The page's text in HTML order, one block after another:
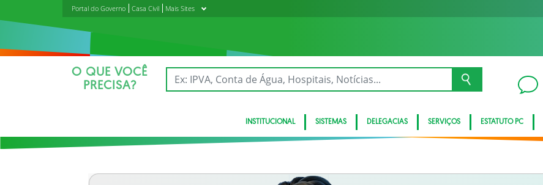
Portal do Governo Casa Civil Mais Sites
O QUE VOCÊ
PRECISA?
INSTITUCIONAL SISTEMAS DELEGACIAS SERVIÇOS ESTATUTO PC